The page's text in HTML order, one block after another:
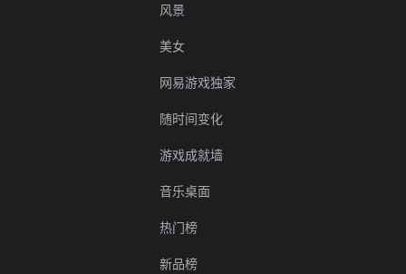
风景
美女
网易游戏独家
随时间变化
游戏成就墙
音乐桌面
热门榜
新品榜